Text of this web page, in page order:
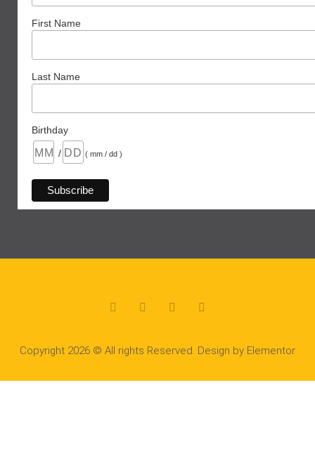
First Name
Last Name
Birthday
/ ( mm / dd )
Copyright 2026 © All rights Reserved. Design by Elementor